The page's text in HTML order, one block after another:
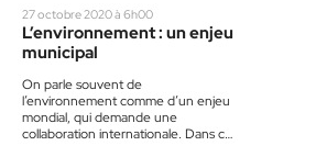
27 octobre 2020 à 6h00
L’environnement : un enjeu
municipal
On parle souvent de
l’environnement comme d’un enjeu
mondial, qui demande une
collaboration internationale. Dans ce